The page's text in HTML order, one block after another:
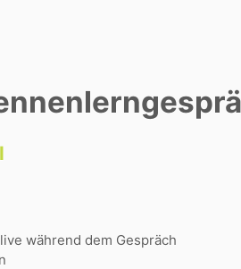
während dem Gespräch